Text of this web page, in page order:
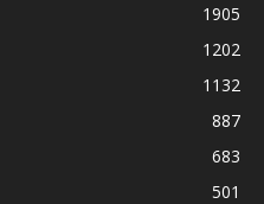
1905
1202
1132
887
683
501